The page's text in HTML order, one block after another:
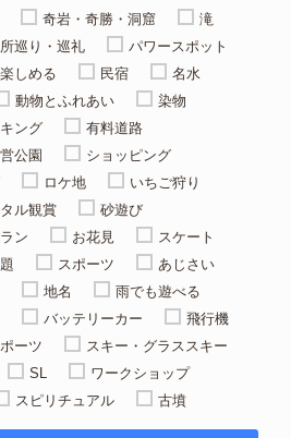
奇岩・奇勝・洞窟
滝
巡り・巡礼
パワースポット
しめる 民宿
名水
動物とふれあい
染物
ング
有料道路
公園
ショッピング
ロケ地
いちご狩り
ル観賞
砂遊び
ン お花見
スケート
スポーツ
あじさい
地名
雨でも遊べる
バッテリーカー
飛行機
ーツ
スキー・グラススキー
SL
ワークショップ
スピリチュアル 古墳